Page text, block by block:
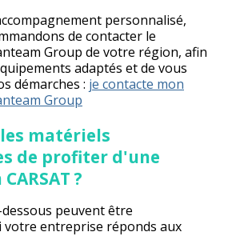
personnalisé,
de contacter le
Group de votre région, afin
adaptés et de vous
démarches : je contacte mon
Group
matériels
de profiter d'une
?
peuvent être
votre entreprise réponds aux